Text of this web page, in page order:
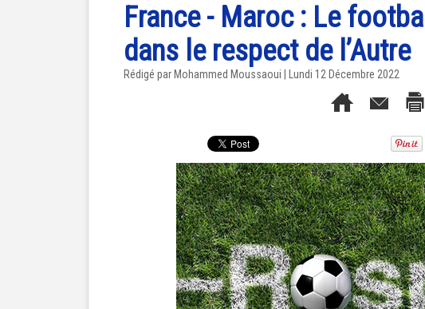
France - Maroc : Le
dans le respect de l’Autre
Rédigé par Mohammed Moussaoui | Lundi 12 Décembre 2022